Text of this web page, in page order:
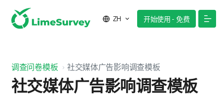
ZH 开始使用 - 免费
调查问卷模板 社交媒体广告影响调查模板
社交媒体广告影响调查模板